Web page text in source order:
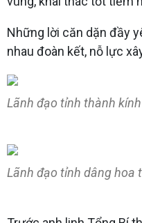
Những lời căn dặn đầy
nhau đoàn kết, nỗ lực
Lãnh đạo tỉnh thành
Lãnh đạo tỉnh dâng hoa